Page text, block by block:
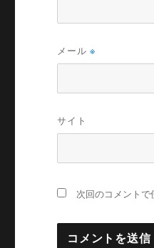
メール※
サイト
次回のコメントで